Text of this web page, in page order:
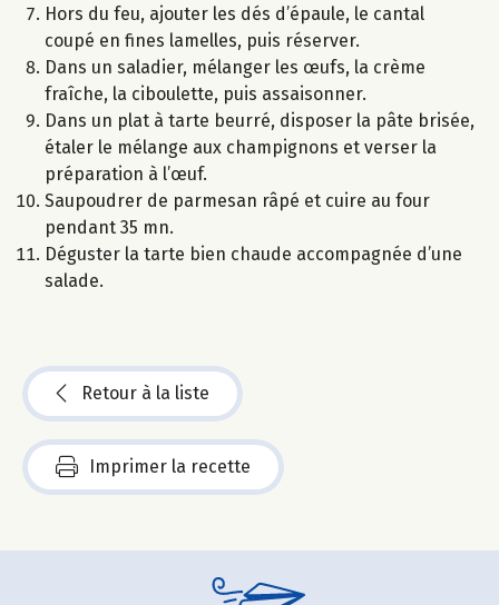
Hors du feu, ajouter les dés d’épaule, le cantal
coupé en fines lamelles, puis réserver.
Dans un saladier, mélanger les œufs, la crème
fraîche, la ciboulette, puis assaisonner.
Dans un plat à tarte beurré, disposer la pâte brisée,
étaler le mélange aux champignons et verser la
préparation à l’œuf.
Saupoudrer de parmesan râpé et cuire au four
pendant 35 mn.
Déguster la tarte bien chaude accompagnée d’une
salade.
Retour à la liste
Imprimer la recette